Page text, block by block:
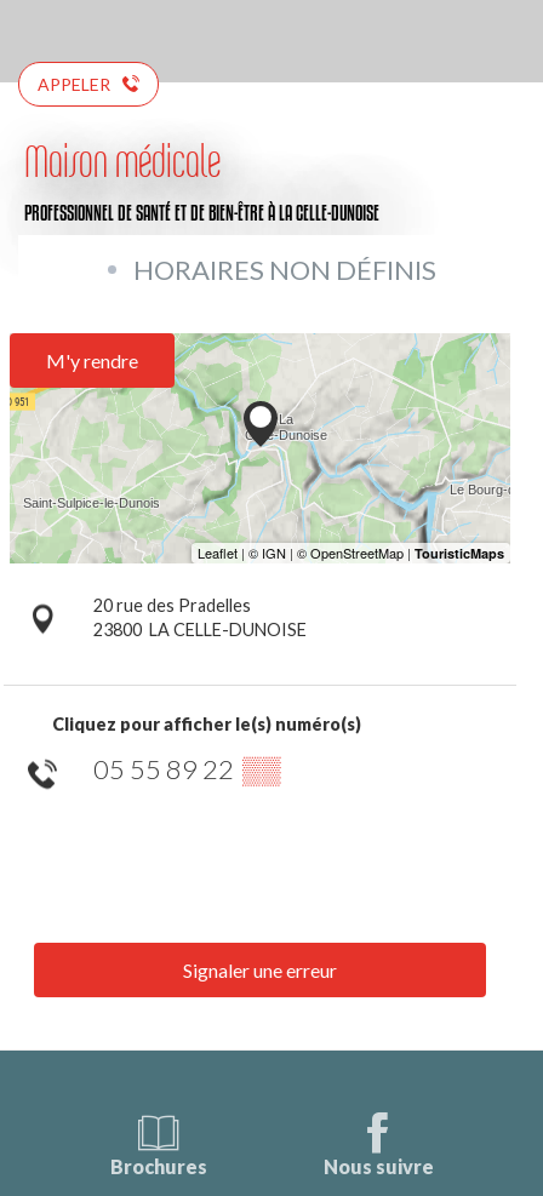
APPELER
Maison médicale
PROFESSIONNEL DE SANTÉ ET DE BIEN-ÊTREÀ LA CELLE-DUNOISE
HORAIRES NON DÉFINIS
M'y rendre
20 rue des Pradelles
23800 LA CELLE-DUNOISE
Cliquez pour afficher le(s) numéro(s)
05 55 89 22 ▒▒
Signaler une erreur
Brochures Nous suivre